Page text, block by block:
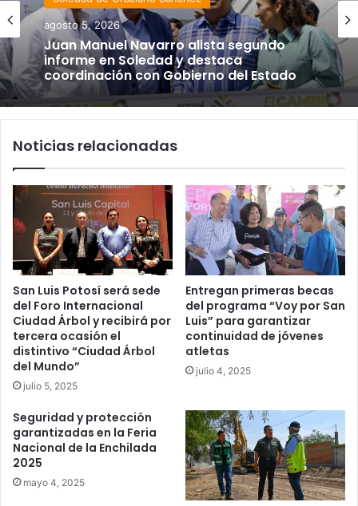
Soledad de Graciano Sánchez
agosto 5, 2026
Juan Manuel Navarro alista segundo
informe en Soledad y destaca
coordinación con Gobierno del Estado
Estado
agosto 4, 2026
Luis Mejía inicia diagnóstico en Parques
renunciar al PRI
Noticias relacionadas
San Luis Potosí será sede
del Foro Internacional
Ciudad Árbol y recibirá por
tercera ocasión el
distintivo “Ciudad Árbol
del Mundo”
julio 5, 2025
Entregan primeras becas
del programa “Voy por San
Luis” para garantizar
continuidad de jóvenes
atletas
julio 4, 2025
Seguridad y protección
garantizadas en la Feria
Nacional de la Enchilada
2025
mayo 4, 2025